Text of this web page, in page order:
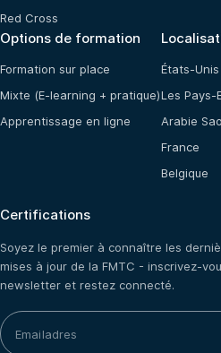
Red Cross
Options de formation
Formation sur place
Mixte (E-learning + pratique)
Apprentissage en ligne
États-Unis
Les Pays-
Arabie
France
Belgique
Certifications
Soyez le premier à connaître les
mises à jour de la FMTC - inscrivez-
newsletter et restez connecté.